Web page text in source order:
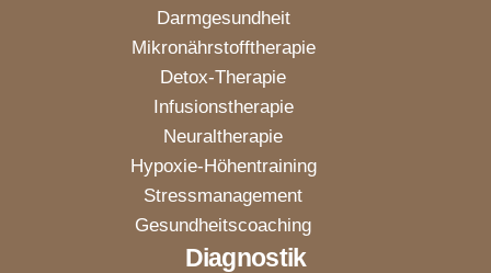
Diagnostik
Darmgesundheit
Mikronährstofftherapie
Detox-Therapie
Infusionstherapie
Neuraltherapie
Hypoxie-Höhentraining
Stressmanagement
Gesundheitscoaching